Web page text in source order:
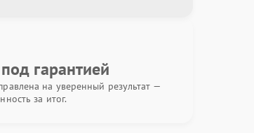
под гарантией
на уверенный результат —
за итог.